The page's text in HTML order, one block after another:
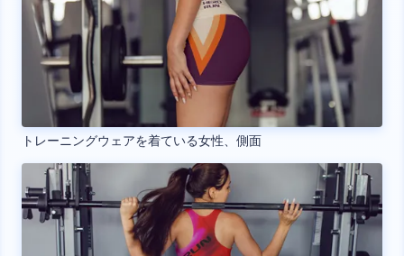
トレーニングウェアを着ている女性、側面